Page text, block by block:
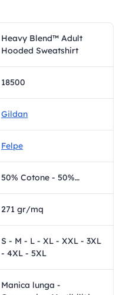
Heavy Blend™ Adult
Hooded Sweatshirt
18500
Gildan
Felpe
50% Cotone - 50% Poliestere
271 gr/mq
S - M - L - XL - XXL - 3XL
- 4XL - 5XL
Manica lunga -